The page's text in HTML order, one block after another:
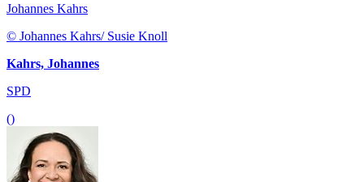
Johannes Kahrs
© Johannes Kahrs/ Susie Knoll
Kahrs, Johannes
SPD
()